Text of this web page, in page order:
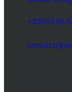
+33(0)5 56